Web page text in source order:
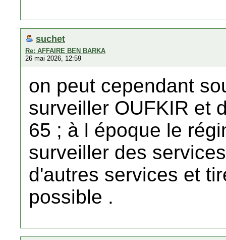
suchet
Re: AFFAIRE BEN BARKA
26 mai 2026, 12:59
on peut cependant
surveiller OUFKIR et
65 ; à l époque le
surveiller des
d'autres services et
possible .